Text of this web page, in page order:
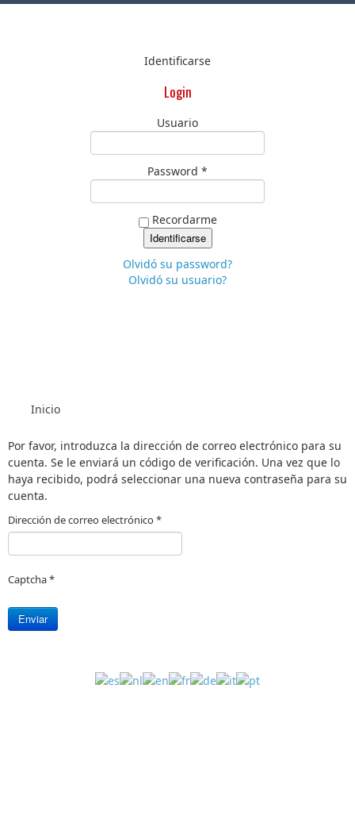
Identificarse
Login
Usuario
Password *
Recordarme
Olvidó su password?
Olvidó su usuario?
Inicio
Por favor, introduzca la dirección de correo electrónico para su
cuenta. Se le enviará un código de verificación. Una vez que lo
haya recibido, podrá seleccionar una nueva contraseña para su
cuenta.
Dirección de correo electrónico*
Captcha*
Enviar